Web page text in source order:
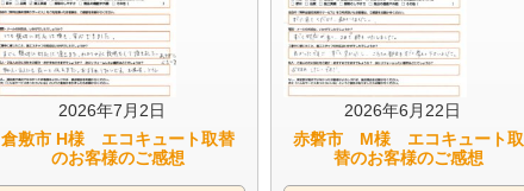
2026年7月2日
倉敷市 H様 エコキュート取替
のお客様のご感想
2026年6月22日
赤磐市 M様 エコキュート取
替のお客様のご感想